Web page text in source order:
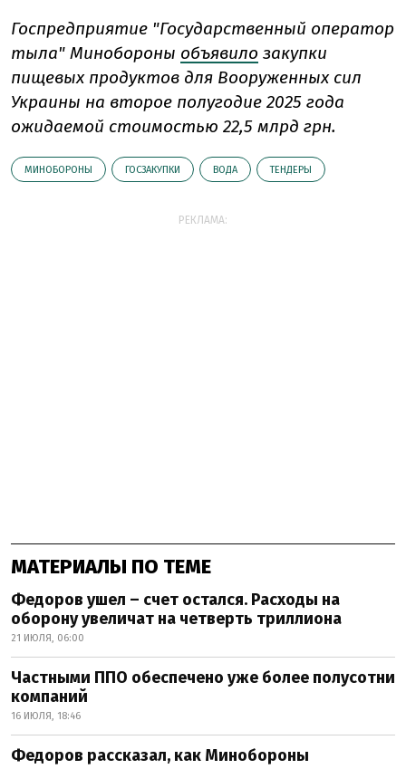
Госпредприятие "Государственный оператор
тыла" Минобороны объявило закупки
пищевых продуктов для Вооруженных сил
Украины на второе полугодие 2025 года
ожидаемой стоимостью 22,5 млрд грн.
МИНОБОРОНЫ ГОСЗАКУПКИ ВОДА ТЕНДЕРЫ
РЕКЛАМА:
МАТЕРИАЛЫ ПО ТЕМЕ
Федоров ушел – счет остался. Расходы на
оборону увеличат на четверть триллиона
21 ИЮЛЯ, 06:00
Частными ППО обеспечено уже более полусотни
компаний
16 ИЮЛЯ, 18:46
Федоров рассказал, как Минобороны